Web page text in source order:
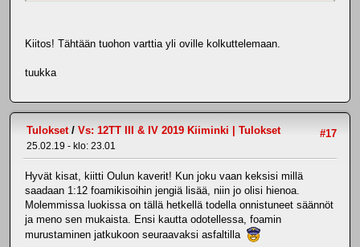
Kiitos! Tähtään tuohon varttia yli oville kolkuttelemaan.
tuukka
#17
Tulokset/ Vs: 12TT III & IV 2019 Kiiminki | Tulokset
25.02.19 - klo: 23.01
Hyvät kisat, kiitti Oulun kaverit! Kun joku vaan keksisi millä
saadaan 1:12 foamikisoihin jengiä lisää, niin jo olisi hienoa.
Molemmissa luokissa on tällä hetkellä todella onnistuneet säännöt
ja meno sen mukaista. Ensi kautta odotellessa, foamin
murustaminen jatkukoon seuraavaksi asfaltilla